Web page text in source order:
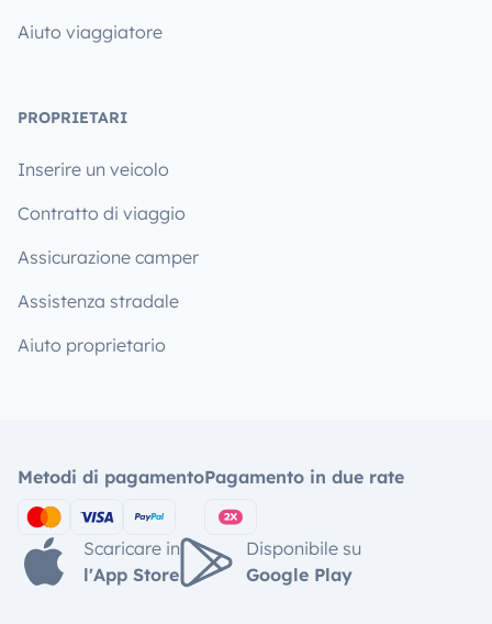
Aiuto viaggiatore
PROPRIETARI
Inserire un veicolo
Contratto di viaggio
Assicurazione camper
Assistenza stradale
Aiuto proprietario
Metodi di pagamentoPagamento in due rate
Scaricare in
l'App Store
Disponibile su
Google Play